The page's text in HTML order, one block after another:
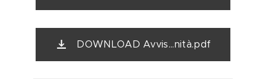
DOWNLOAD Avvis...nità.pdf